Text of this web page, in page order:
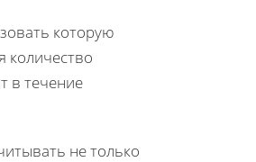
которую
количество
в течение
не только